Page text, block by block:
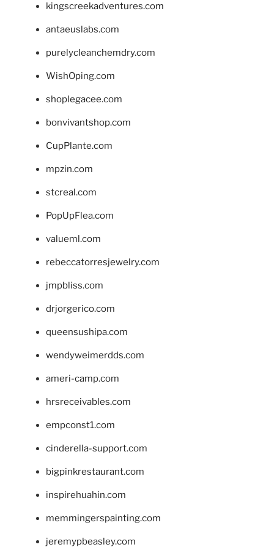
kingscreekadventures.com
antaeuslabs.com
purelycleanchemdry.com
WishOping.com
shoplegacee.com
bonvivantshop.com
CupPlante.com
mpzin.com
stcreal.com
PopUpFlea.com
valueml.com
rebeccatorresjewelry.com
jmpbliss.com
drjorgerico.com
queensushipa.com
wendyweimerdds.com
ameri-camp.com
hrsreceivables.com
empconst1.com
cinderella-support.com
bigpinkrestaurant.com
inspirehuahin.com
memmingerspainting.com
jeremypbeasley.com